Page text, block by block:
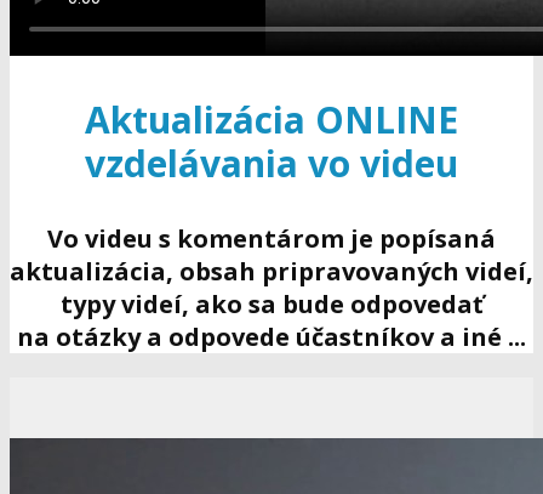
Aktualizácia ONLINE
vzdelávania vo videu
Vo videu s komentárom je popísaná
aktualizácia, obsah pripravovaných videí,
typy videí, ako sa bude odpovedať
na otázky a odpovede účastníkov a iné ...